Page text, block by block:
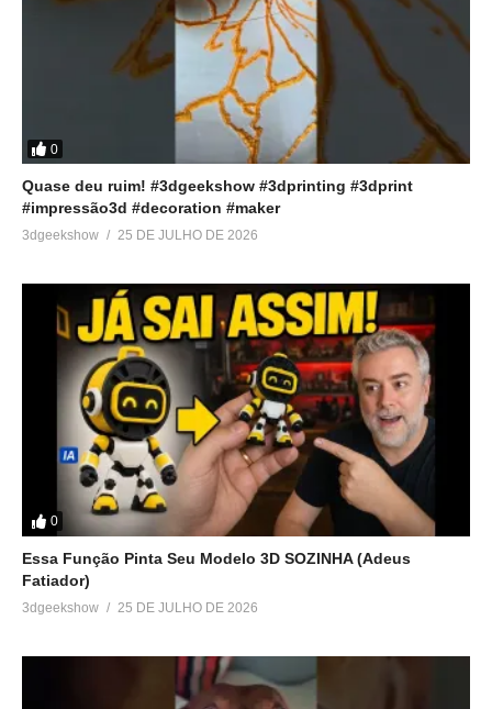
0
Quase deu ruim! #3dgeekshow #3dprinting #3dprint
#impressão3d #decoration #maker
3dgeekshow 25 DE JULHO DE 2026
0
Essa Função Pinta Seu Modelo 3D SOZINHA (Adeus
Fatiador)
3dgeekshow 25 DE JULHO DE 2026